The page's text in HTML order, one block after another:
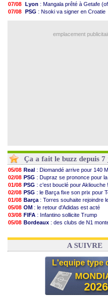
07/08 Lyon : Mangala prêté à Getafe
07/08 PSG : Nsoki va signer en Croatie
: accord avec le Barça
emplacement
Ça a fait le buzz depuis
05/08 Real : Diomandé arrive pour 140
02/08 PSG : Dupraz se prononce pour
01/08 PSG : c'est bouclé pour Akliouche !
02/08 PSG : le Barça fixe son prix pour
01/08 Barça : Torres souhaite rejoindre
05/08 OM : le retour d'Adidas est acté
03/08 FIFA : Infantino sollicite Trump
05/08 Bordeaux : des clubs de N1
03/08 Real: le démenti de Leipzig pour
A SUIVRE
L'equipe type
2026